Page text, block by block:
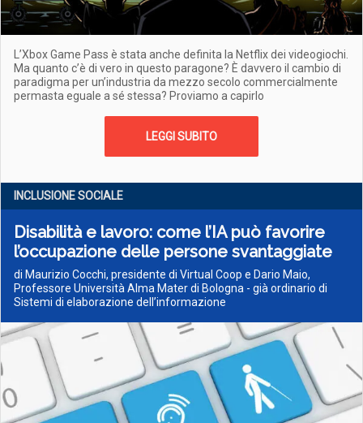
L’Xbox Game Pass è stata anche definita la Netflix dei videogiochi.
Ma quanto c’è di vero in questo paragone? È davvero il cambio di
paradigma per un’industria da mezzo secolo commercialmente
permasta eguale a sé stessa? Proviamo a capirlo
LEGGI SUBITO
INCLUSIONE SOCIALE
Disabilità e lavoro: come l’IA può favorire
l’occupazione delle persone svantaggiate
di Maurizio Cocchi, presidente di Virtual Coop e Dario Maio,
Professore Università Alma Mater di Bologna - già ordinario di
Sistemi di elaborazione dell’informazione